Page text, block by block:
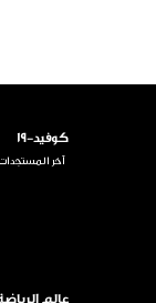
كوفيد-19
آخر
عالم